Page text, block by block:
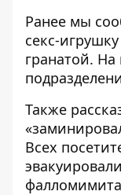
Ранее мы
секс-
гранатой. На
Также
Всех